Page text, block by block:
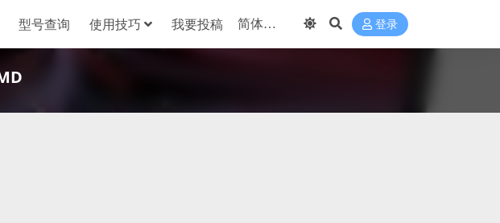
型号查询 使用技巧 我要投稿 登录